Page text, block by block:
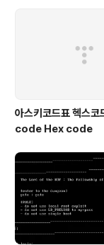
있어야 하므로 충분하지
하다.] 고민고민 중에 새
아스키코드표 헥스코드표 |
code Hex code